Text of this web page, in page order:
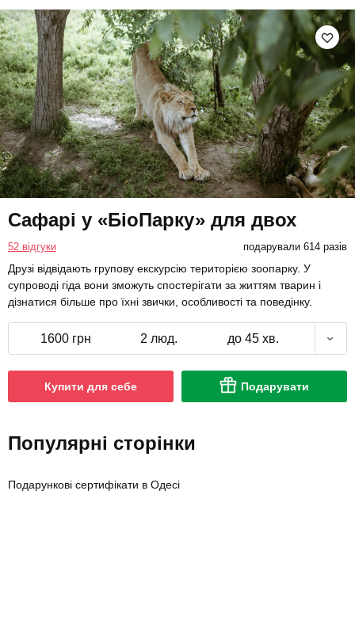
Сафарі у «БіоПарку» для двох
52 відгуки подарували 614 разів
Друзі відвідають групову екскурсію територією зоопарку. У
супроводі гіда вони зможуть спостерігати за життям тварин і
дізнатися більше про їхні звички, особливості та поведінку.
1600 грн 2 люд. до 45 хв.
Купити для себе Подарувати
Популярні сторінки
Подарункові сертифікати в Одесі